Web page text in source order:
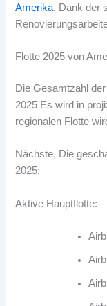
Amerika, Dank der
Flotte 2025 von
Die Gesamtzahl
2025 Es wird in
regionalen Flotte
Nächste, Die
2025:
Aktive Hauptflotte: